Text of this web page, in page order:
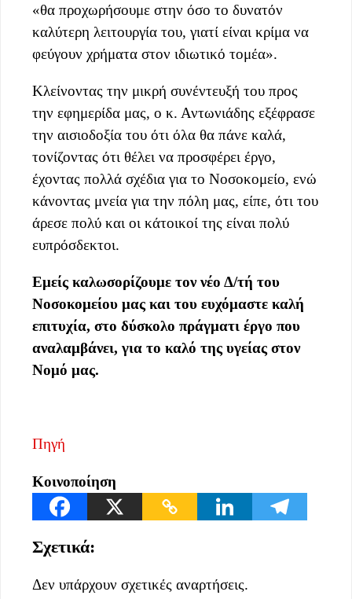
«θα προχωρήσουμε στην όσο το δυνατόν
καλύτερη λειτουργία του, γιατί είναι κρίμα να
φεύγουν χρήματα στον ιδιωτικό τομέα».
Κλείνοντας την μικρή συνέντευξή του προς
την εφημερίδα μας, ο κ. Αντωνιάδης εξέφρασε
την αισιοδοξία του ότι όλα θα πάνε καλά,
τονίζοντας ότι θέλει να προσφέρει έργο,
έχοντας πολλά σχέδια για το Νοσοκομείο, ενώ
κάνοντας μνεία για την πόλη μας, είπε, ότι του
άρεσε πολύ και οι κάτοικοί της είναι πολύ
ευπρόσδεκτοι.
Εμείς καλωσορίζουμε τον νέο Δ/τή του
Νοσοκομείου μας και του ευχόμαστε καλή
επιτυχία, στο δύσκολο πράγματι έργο που
αναλαμβάνει, για το καλό της υγείας στον
Νομό μας.
Πηγή
Κοινοποίηση
Σχετικά:
Δεν υπάρχουν σχετικές αναρτήσεις.